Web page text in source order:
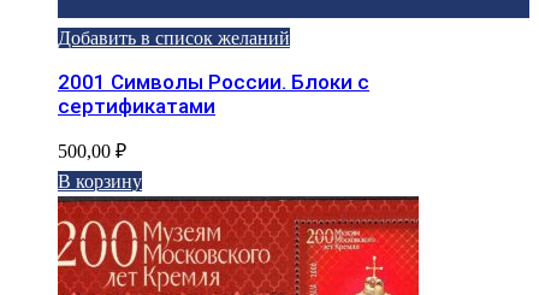
Добавить в список желаний
2001 Символы России. Блоки с
сертификатами
500,00 ₽
В корзину